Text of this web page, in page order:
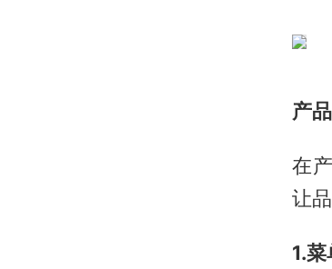
产
在
让
1.